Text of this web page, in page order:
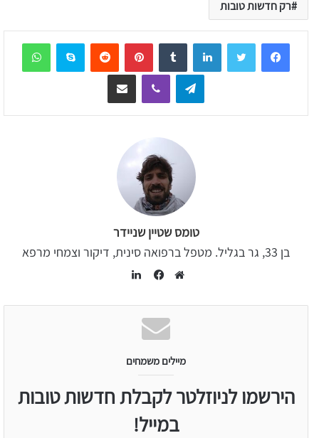
רק חדשות טובות
LinkedIn
Tumblr
Pinterest
Reddit
Skype
Telegram
Viber שיתוף דרך המייל
טומס שטיין שניידר
בן 33, גר בגליל. מטפל ברפואה סינית, דיקור וצמחי מרפא
מיילים משמחים
הירשמו לניוזלטר לקבלת חדשות טובות
במייל!